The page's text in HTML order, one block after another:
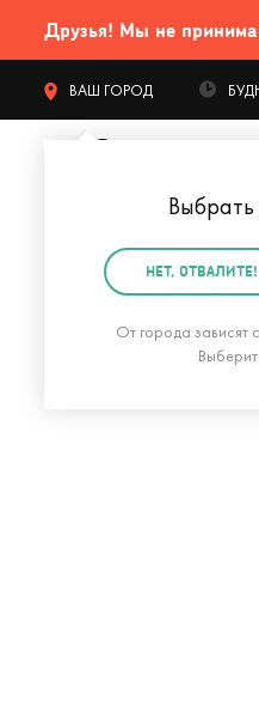
Друзья! Мы не
ВАШ ГОРОД
НЕТ, ОТВАЛИТЕ!
От города зависят
Главная Блог о